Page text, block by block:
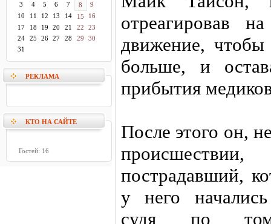
3
4 5 6 7 8
9
10
11 12 13 14 15
16
17
18 19 20 21 22
23
24
25 26 27 28 29
30
31
РЕКЛАМА
КТО НА САЙТЕ
Гостей: 16
отреагировав
движение,
больше, и
прибытия
После этого он,
пострадавший,
у него
судя по